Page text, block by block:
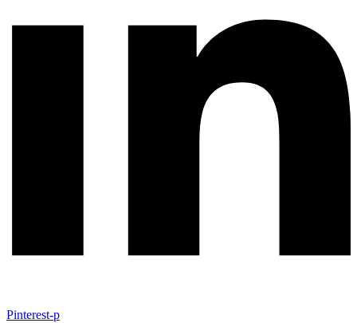
Pinterest-p